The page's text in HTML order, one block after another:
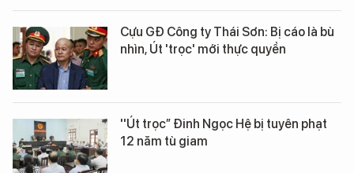
Cựu GĐ Công ty Thái Sơn: Bị cáo là bù
nhìn, Út 'trọc' mới thực quyền
''Út trọc” Đinh Ngọc Hệ bị tuyên phạt
12 năm tù giam